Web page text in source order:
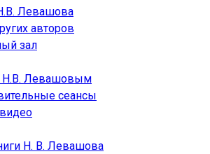
Левашова
авторов
зал
Н.В. Левашовым
сеансы
Н. В. Левашова